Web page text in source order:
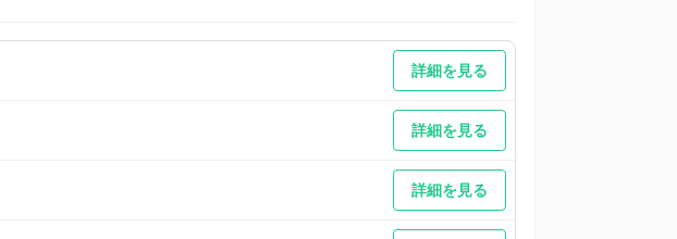
ります。ご予約はお受けできかねます。EV充電できます。
詳細を見る
詳細を見る
詳細を見る